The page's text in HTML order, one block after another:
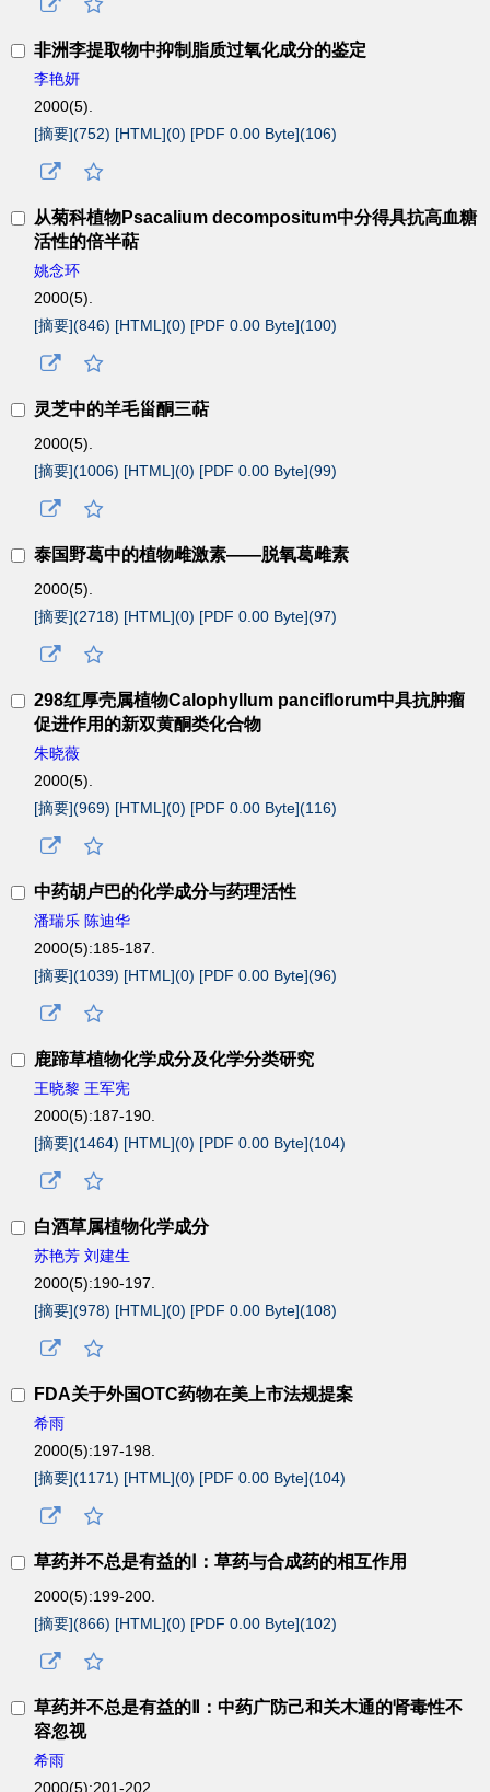
非洲李提取物中抑制脂质过氧化成分的鉴定
李艳妍
2000(5).
[摘要](752) [HTML](0) [PDF 0.00 Byte](106)
从菊科植物Psacalium decompositum中分得具抗高血糖
活性的倍半萜
姚念环
2000(5).
[摘要](846) [HTML](0) [PDF 0.00 Byte](100)
灵芝中的羊毛甾酮三萜
2000(5).
[摘要](1006) [HTML](0) [PDF 0.00 Byte](99)
泰国野葛中的植物雌激素——脱氧葛雌素
2000(5).
[摘要](2718) [HTML](0) [PDF 0.00 Byte](97)
298红厚壳属植物Calophyllum panciflorum中具抗肿瘤
促进作用的新双黄酮类化合物
朱晓薇
2000(5).
[摘要](969) [HTML](0) [PDF 0.00 Byte](116)
中药胡卢巴的化学成分与药理活性
潘瑞乐 陈迪华
2000(5):185-187.
[摘要](1039) [HTML](0) [PDF 0.00 Byte](96)
鹿蹄草植物化学成分及化学分类研究
王晓黎 王军宪
2000(5):187-190.
[摘要](1464) [HTML](0) [PDF 0.00 Byte](104)
白酒草属植物化学成分
苏艳芳 刘建生
2000(5):190-197.
[摘要](978) [HTML](0) [PDF 0.00 Byte](108)
FDA关于外国OTC药物在美上市法规提案
希雨
2000(5):197-198.
[摘要](1171) [HTML](0) [PDF 0.00 Byte](104)
草药并不总是有益的Ⅰ：草药与合成药的相互作用
2000(5):199-200.
[摘要](866) [HTML](0) [PDF 0.00 Byte](102)
草药并不总是有益的Ⅱ：中药广防己和关木通的肾毒性不
容忽视
希雨
2000(5):201-202.